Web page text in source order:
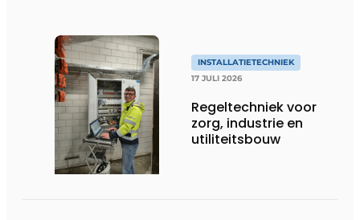
INSTALLATIETECHNIEK
17 JULI 2026
Regeltechniek voor
zorg, industrie en
utiliteitsbouw